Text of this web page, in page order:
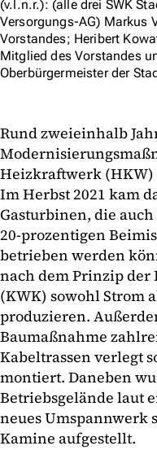
(v.l.n.r.): (alle drei SWK
Versorgungs-AG) Markus
Vorstandes; Heribert
Mitglied des Vorstandes
Oberbürgermeister der
Rund zweieinhalb
Heizkraftwerk (HKW)
Im Herbst 2021 kam
Gasturbinen, die
20-prozentigen
betrieben werden
nach dem Prinzip der
(KWK) sowohl Strom
produzieren.
Baumaßnahme
Kabeltrassen verlegt
montiert. Daneben
Betriebsgelände laut
neues Umspannwerk
Kamine aufgestellt.